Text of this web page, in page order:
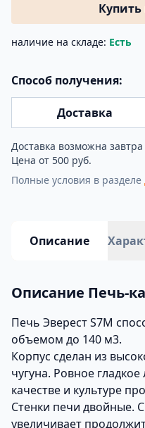
наличие на складе: Есть
Способ получения:
Доставка
Доставка возможна завтра
Цена от 500 руб.
Полные условия в разделе
Описание
Описание Печь-
Печь Эверест S7М
объемом до 140 м3.
Корпус сделан из
чугуна. Ровное
качестве и культуре
Стенки печи двойные.
увеличивает